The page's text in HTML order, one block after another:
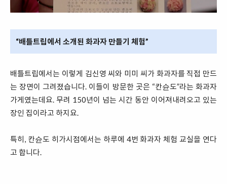
“배틀트립에서 소개된 화과자 만들기 체험”
배틀트립에서는 이렇게 김신영 씨와 미미 씨가 화과자를 직접 만드
는 장면이 그려졌습니다. 이들이 방문한 곳은 “칸슌도”라는 화과자
가게였는데요. 무려 150년이 넘는 시간 동안 이어져내려오고 있는
장인 집이라고 하지요.
특히, 칸슌도 히가시점에서는 하루에 4번 화과자 체험 교실을 연다
고 합니다.